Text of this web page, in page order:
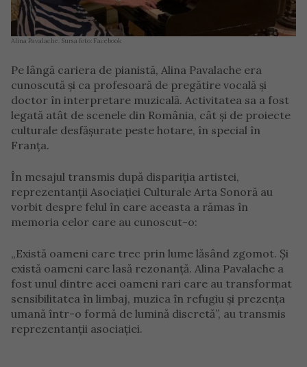
Alina Pavalache. Sursa foto: Facebook
Pe lângă cariera de pianistă, Alina Pavalache era
cunoscută și ca profesoară de pregătire vocală și
doctor în interpretare muzicală. Activitatea sa a fost
legată atât de scenele din România, cât și de proiecte
culturale desfășurate peste hotare, în special în
Franța.
În mesajul transmis după dispariția artistei,
reprezentanții Asociației Culturale Arta Sonoră au
vorbit despre felul în care aceasta a rămas în
memoria celor care au cunoscut-o:
„Există oameni care trec prin lume lăsând zgomot. Și
există oameni care lasă rezonanță. Alina Pavalache a
fost unul dintre acei oameni rari care au transformat
sensibilitatea în limbaj, muzica în refugiu și prezența
umană într-o formă de lumină discretă”, au transmis
reprezentanții asociației.